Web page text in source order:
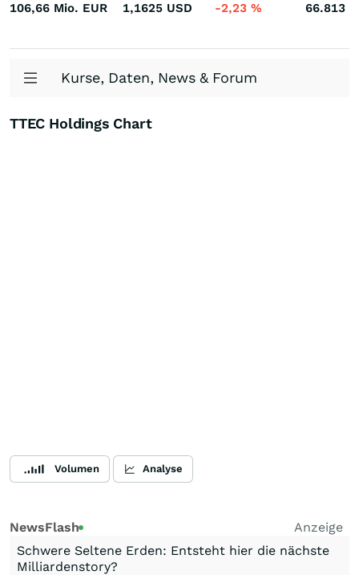
106,66 Mio. EUR 1,1625 USD -2,23 % 66.813
Kurse, Daten, News & Forum
TTEC Holdings Chart
Volumen Analyse
NewsFlash
Anzeige
Schwere Seltene Erden: Entsteht hier die nächste
Milliardenstory?